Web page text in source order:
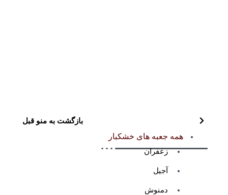
بازگشت به منو قبل
همه جعبه های خشکبار
زعفران
آجیل
دمنوش